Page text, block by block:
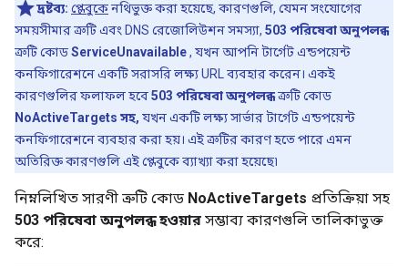
দ্রষ্টব্য: প্লেবুকেনথিভুক্ত করা হয়েছে, কারণগুলি, যেমন সংযোগের
সময়সীমার ত্রুটি এবং DNS রেজোলিউশন সমস্যা, 503 পরিষেবা অনুপলব্ধ
ত্রুটি কোডServiceUnavailable, যখন আপনি টার্গেট এন্ডপয়েন্ট
কনফিগারেশনে একটি সরাসরি লক্ষ্য URL ব্যবহার করেন। একই
কারণগুলির ফলাফল হবে503 পরিষেবা অনুপলব্ধত্রুটি কোড
NoActiveTargets সহ, ​​যখন একটি লক্ষ্য সার্ভার টার্গেট এন্ডপয়েন্ট
কনফিগারেশনে ব্যবহার করা হয়। এই ত্রুটির কারণ হতে পারে এমন
অতিরিক্ত কারণগুলি এই প্লেবুকে ব্যাখ্যা করা হয়েছে৷
নিম্নলিখিত সারণী ত্রুটি কোড NoActiveTargets প্রতিক্রিয়া সহ
503 পরিষেবা অনুপলব্ধ হওয়ার সম্ভাব্য কারণগুলি তালিকাভুক্ত
করে: